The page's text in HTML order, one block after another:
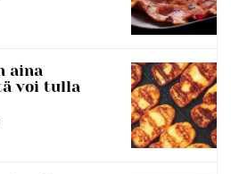
aina
voi tulla